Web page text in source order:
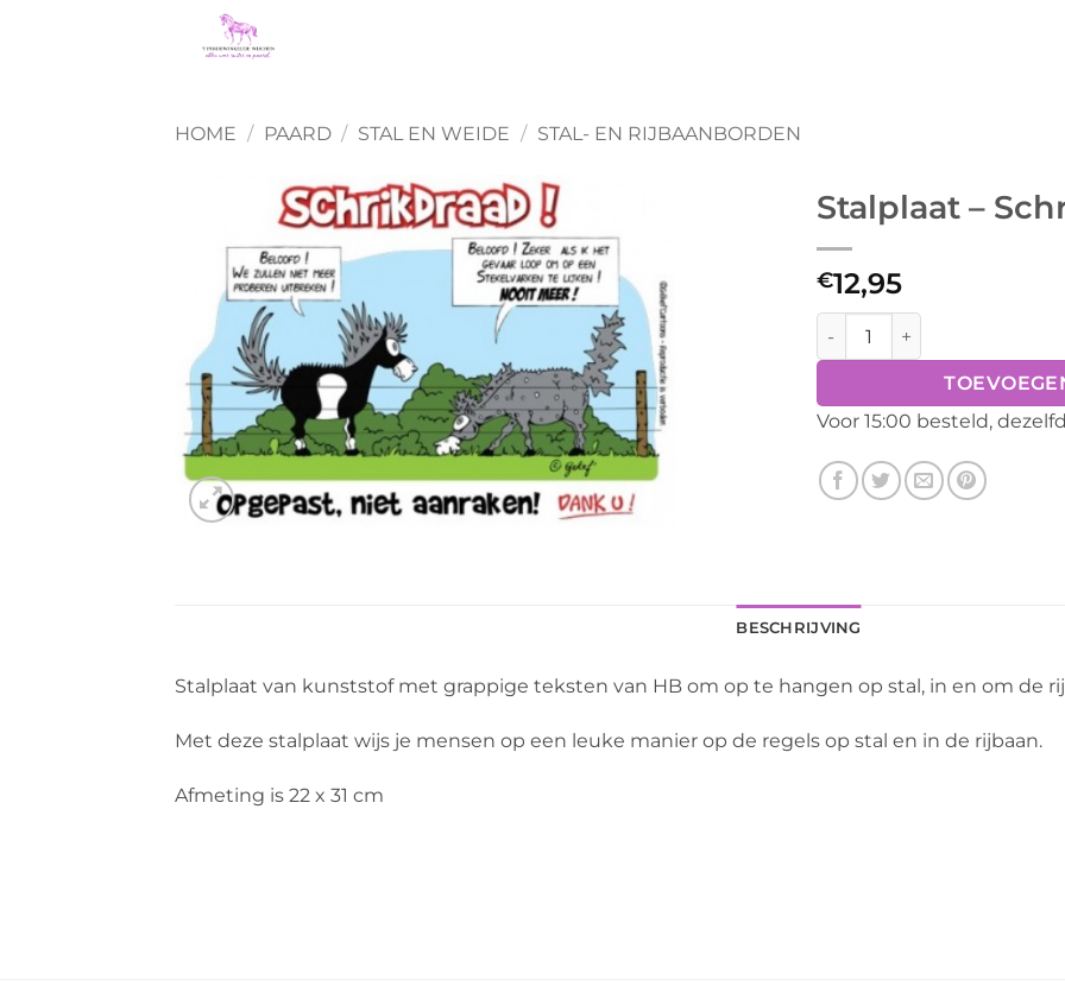
HOME / PAARD / STAL EN WEIDE / STAL- EN RIJBAANBORDEN
Stalplaat –
€12,95
Stalplaat - Schrikdraad aantal
Voor 15:00 besteld,
BESCHRIJVING
Stalplaat van kunststof met grappige teksten van HB om op te hangen op stal, in en om de
Met deze stalplaat wijs je mensen op een leuke manier op de regels op stal en in de rijbaan.
Afmeting is 22 x 31 cm